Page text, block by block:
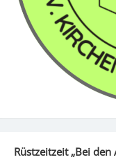
Rüstzeitzeit „Bei